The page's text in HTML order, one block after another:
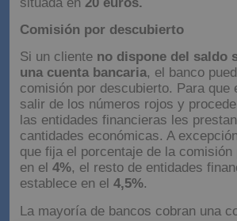
Comisión por descubierto
Si un cliente no dispone del saldo
una cuenta bancaria, el banco
comisión por descubierto. Para que
salir de los números rojos y
las entidades financieras les
cantidades económicas. A
que fija el porcentaje de la
en el 4%, el resto de entidades
establece en el 4,5%.
La mayoría de bancos cobran una